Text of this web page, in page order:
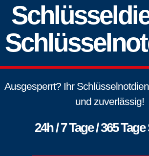
Ausgesperrt? Ihr
und zuverlässig!
24h / 7 Tage / 365